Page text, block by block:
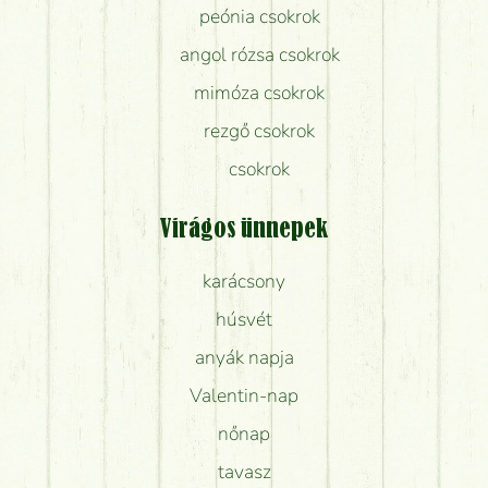
peónia csokrok
angol rózsa csokrok
mimóza csokrok
rezgő csokrok
csokrok
Virágos ünnepek
karácsony
húsvét
anyák napja
Valentin-nap
nőnap
tavasz